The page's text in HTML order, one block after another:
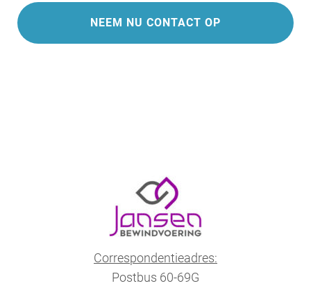
NEEM NU CONTACT OP
Correspondentieadres:
Postbus 60-69G